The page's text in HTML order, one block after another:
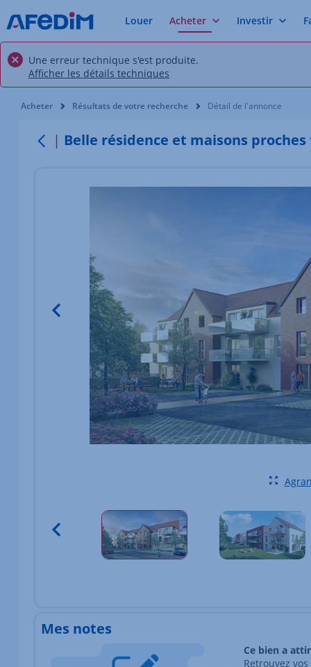
Louer Acheter Investir
Une erreur technique s'est produite.
Afficher les détails techniques
Vous êtes ici:
Acheter Résultats de votre recherche Détail de l'annonce
Retour
Belle résidence et maisons
Image du bien Afficher l'élément précédent
Élément 1 sur 5
Vignettes des images du bien Afficher l'élément
Mes notes
Ce bien a
Retrouvez